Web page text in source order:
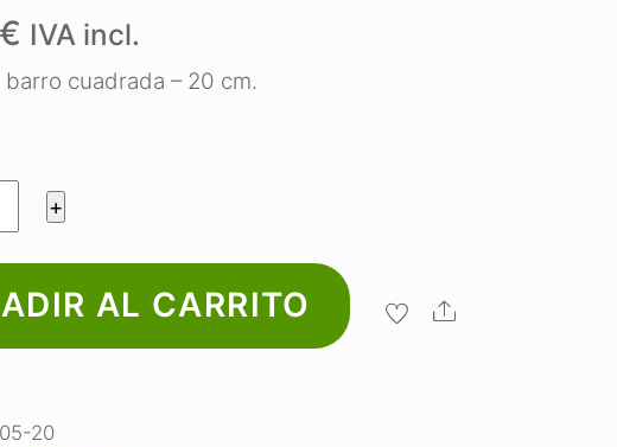
€ IVA incl.
barro cuadrada – 20 cm.
+
AL CARRITO Share
20